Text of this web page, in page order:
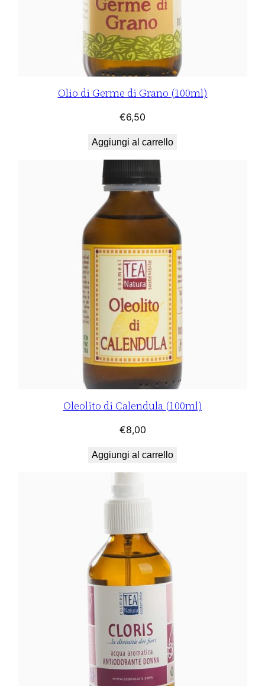
Olio di Germe di Grano (100ml)
€6,50
Aggiungi al carrello
Oleolito di Calendula (100ml)
€8,00
Aggiungi al carrello